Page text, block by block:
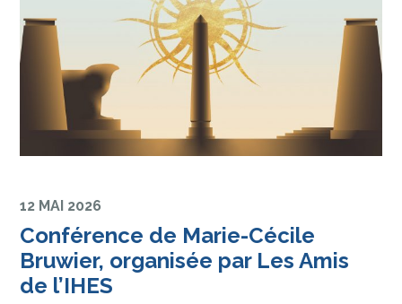
12 MAI 2026
Conférence de Marie-Cécile
Bruwier, organisée par Les Amis
de l’IHES